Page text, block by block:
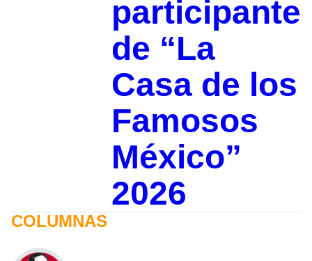
participante
de “La
Casa de los
Famosos
México”
2026
COLUMNAS